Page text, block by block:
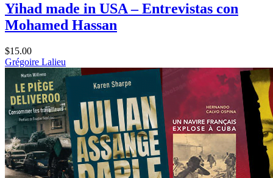
Yihad made in USA – Entrevistas con
Mohamed Hassan
$15.00
Grégoire Lalieu